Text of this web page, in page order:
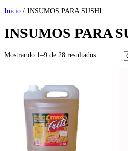
Inicio / INSUMOS PARA SUSHI
INSUMOS PARA
Mostrando 1–9 de 28 resultados